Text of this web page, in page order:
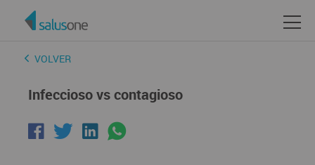
VOLVER
Infeccioso vs contagioso